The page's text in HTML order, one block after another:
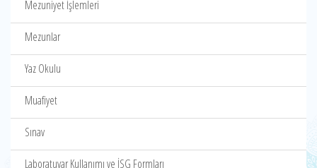
Mezuniyet İşlemleri
Mezunlar
Yaz Okulu
Muafiyet
Sınav
Laboratuvar Kullanımı ve İSG Formları